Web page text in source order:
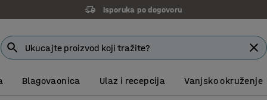
Isporuka po dogovoru
Blagovaonica Ulaz i recepcija Vanjsko okruženje